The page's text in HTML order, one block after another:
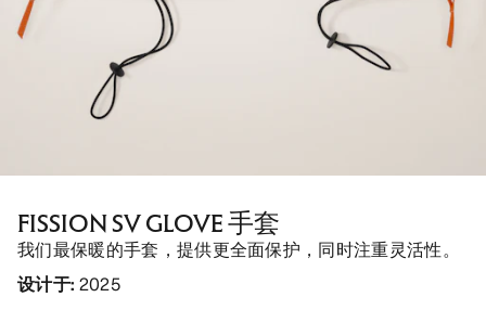
FISSION SV GLOVE 手套
我们最保暖的手套，提供更全面保护，同时注重灵活性。
设计于: 2025